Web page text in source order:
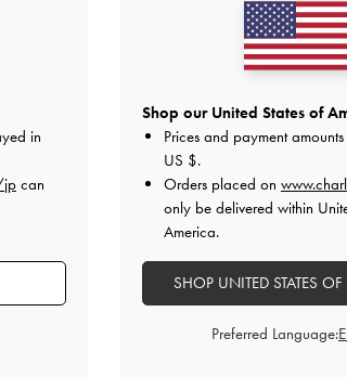
ぐ取れました。
。
快適さ
in
jpcan
Shop our United States of
Prices and payment
US $.
Orders placed on
only be delivered within
America.
SHOP UNITED STATES
Preferred Language: